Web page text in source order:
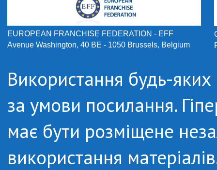
EUROPEAN FRANCHISE FEDERATION - EFF
Avenue Washington, 40 BE - 1050 Brussels, Belgium
Використання будь-яких
за умови посилання.
має бути розміщене
використання